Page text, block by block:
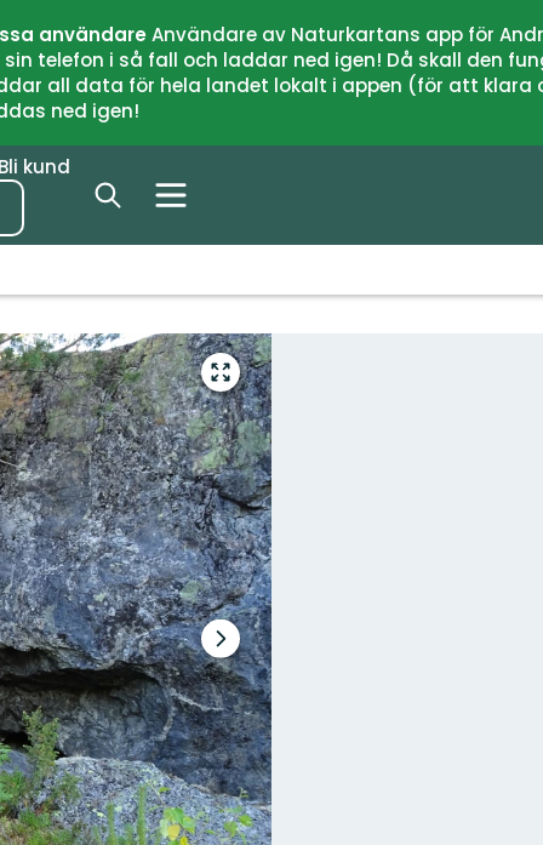
användareAnvändare av Naturkartans app för
telefon i så fall och laddar ned igen! Då skall den
all data för hela landet lokalt i appen (för att
ned igen!
Bli kund
Gå
till
helskärmsläge
Nästa
bildspel